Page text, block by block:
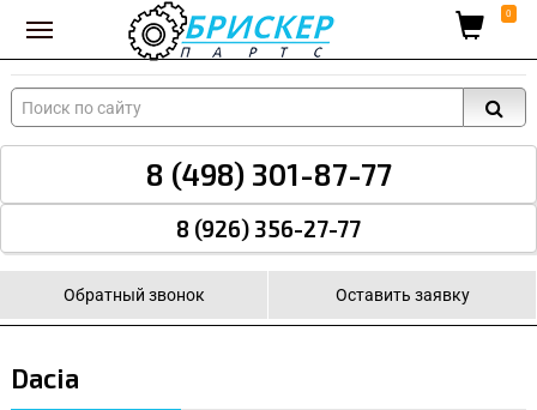
Вход для поставщиков 0
8 (498) 301-87-77
8 (926) 356-27-77
Обратный звонок Оставить заявку
Dacia